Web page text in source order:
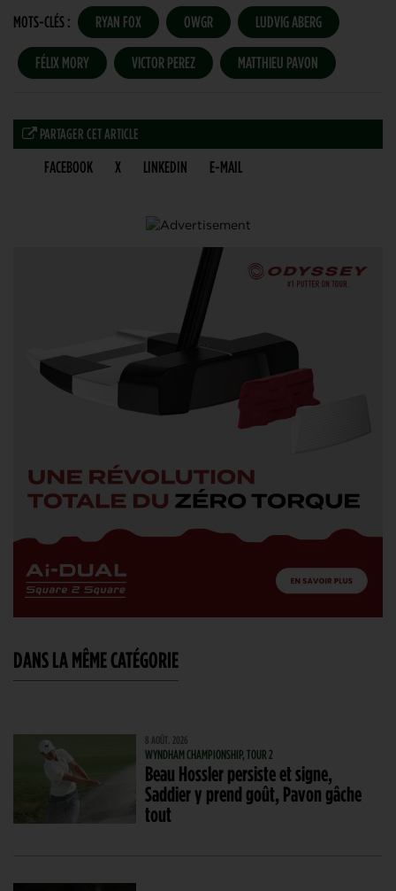
MOTS-CLÉS : RYAN FOX OWGR LUDVIG ABERG
FÉLIX MORY VICTOR PEREZ MATTHIEU PAVON
PARTAGER CET ARTICLE
FACEBOOK X LINKEDIN E-MAIL
DANS LA MÊME CATÉGORIE
8 AOÛT. 2026
WYNDHAM CHAMPIONSHIP, TOUR 2
Beau Hossler persiste et signe,
Saddier y prend goût, Pavon gâche
tout